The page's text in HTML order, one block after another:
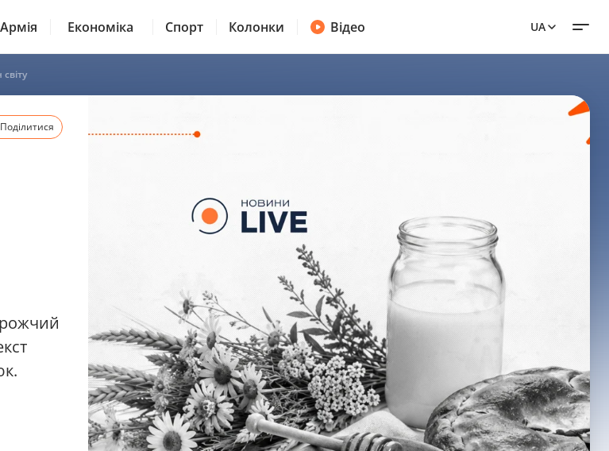
Армія Економіка Спорт Колонки Відео UA
Поділитися